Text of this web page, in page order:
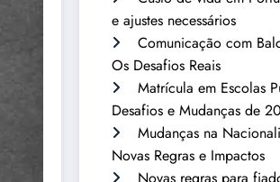
e ajustes necessários
Comunicação com
Os Desafios Reais
Matrícula em Escolas
Desafios e Mudanças de
Mudanças na
Novas Regras e Impactos